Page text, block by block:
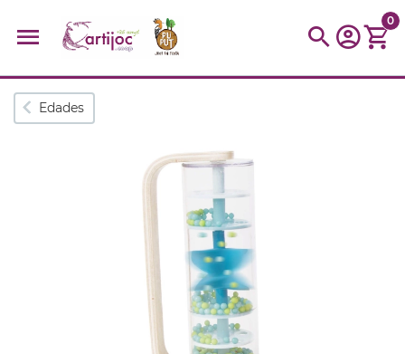
Búsquedas populares
kidynight Puzzle
0
Edades